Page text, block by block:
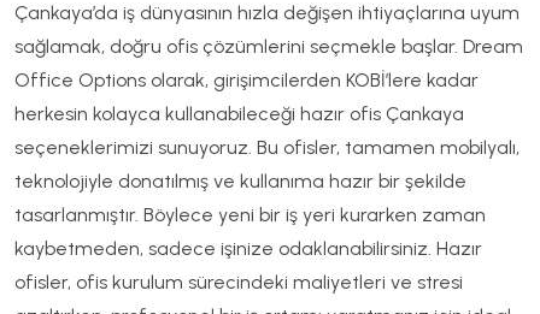
Çankaya’da iş dünyasının hızla değişen ihtiyaçlarına uyum
sağlamak, doğru ofis çözümlerini seçmekle başlar. Dream
Office Options olarak, girişimcilerden KOBİ’lere kadar
herkesin kolayca kullanabileceği hazır ofis Çankaya
seçeneklerimizi sunuyoruz. Bu ofisler, tamamen mobilyalı,
teknolojiyle donatılmış ve kullanıma hazır bir şekilde
tasarlanmıştır. Böylece yeni bir iş yeri kurarken zaman
kaybetmeden, sadece işinize odaklanabilirsiniz. Hazır
ofisler, ofis kurulum sürecindeki maliyetleri ve stresi